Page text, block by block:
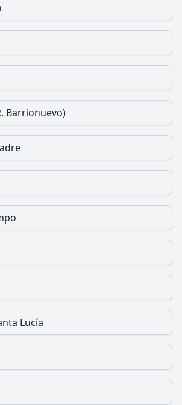
Barrionuevo)
Lucía